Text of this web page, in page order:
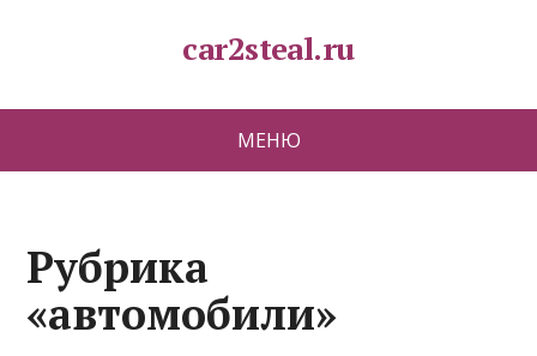
car2steal.ru
МЕНЮ
Рубрика
«автомобили»